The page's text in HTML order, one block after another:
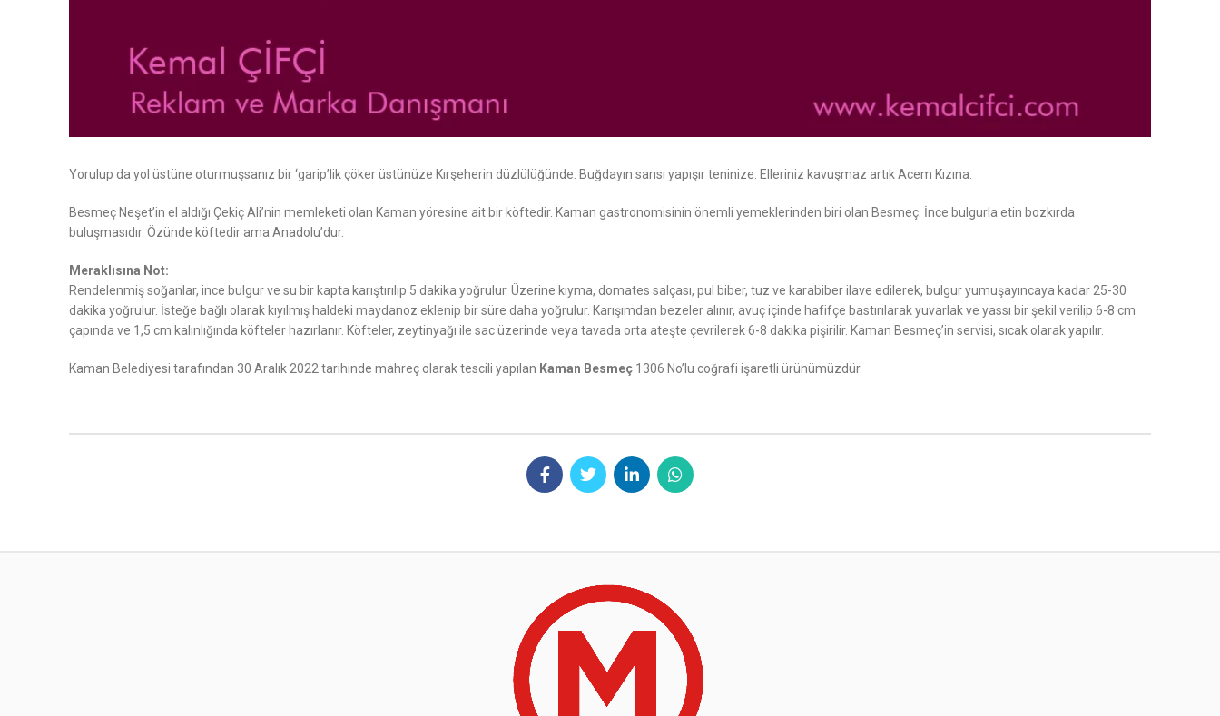
Yorulup da yol üstüne oturmuşsanız bir ‘garip’lik çöker üstünüze Kırşeherin düzlülüğünde. Buğdayın sarısı yapışır teninize. Elleriniz kavuşmaz artık Acem Kızına.
Besmeç Neşet’in el aldığı Çekiç Ali’nin memleketi olan Kaman yöresine ait bir köftedir. Kaman gastronomisinin önemli yemeklerinden biri olan Besmeç: İnce bulgurla etin bozkırda
buluşmasıdır. Özünde köftedir ama Anadolu’dur.
Meraklısına Not:
Rendelenmiş soğanlar, ince bulgur ve su bir kapta karıştırılıp 5 dakika yoğrulur. Üzerine kıyma, domates salçası, pul biber, tuz ve karabiber ilave edilerek, bulgur yumuşayıncaya kadar 25-30
dakika yoğrulur. İsteğe bağlı olarak kıyılmış haldeki maydanoz eklenip bir süre daha yoğrulur. Karışımdan bezeler alınır, avuç içinde hafifçe bastırılarak yuvarlak ve yassı bir şekil verilip 6-8 cm
çapında ve 1,5 cm kalınlığında köfteler hazırlanır. Köfteler, zeytinyağı ile sac üzerinde veya tavada orta ateşte çevrilerek 6-8 dakika pişirilir. Kaman Besmeç’in servisi, sıcak olarak yapılır.
Kaman Belediyesi tarafından 30 Aralık 2022 tarihinde mahreç olarak tescili yapılan Kaman Besmeç 1306 No’lu coğrafi işaretli ürünümüzdür.